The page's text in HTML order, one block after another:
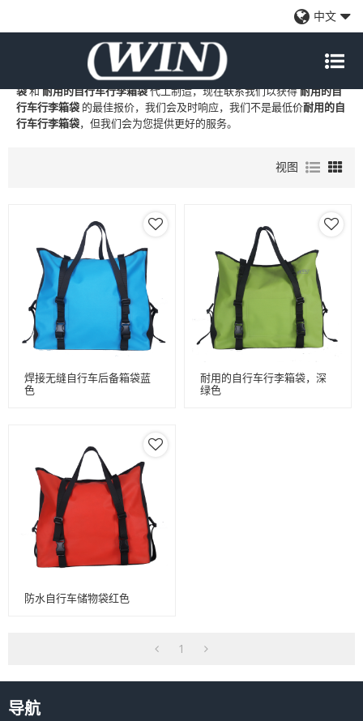
中文
耐用的自行车行李箱袋 的专业中国制造商和供应商，我们提供
耐用的自行车行李箱袋工厂、自有品牌
袋和耐用的自行车行李箱袋代工制造，现在联系我们以获得耐用的自
行车行李箱袋 的最佳报价，我们会及时响应，我们不是最低价耐用的自
行车行李箱袋，但我们会为您提供更好的服务。
视图
焊接无缝自行车后备箱袋蓝
色
耐用的自行车行李箱袋，深
绿色
防水自行车储物袋红色
1
导航